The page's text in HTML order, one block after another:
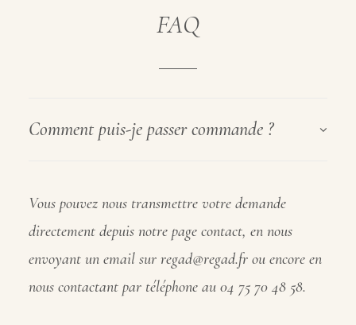
FAQ
Comment puis-je passer commande ?
Vous pouvez nous transmettre votre demande
directement depuis notre page contact, en nous
envoyant un email sur regad@regad.fr ou encore en
nous contactant par téléphone au 04 75 70 48 58.